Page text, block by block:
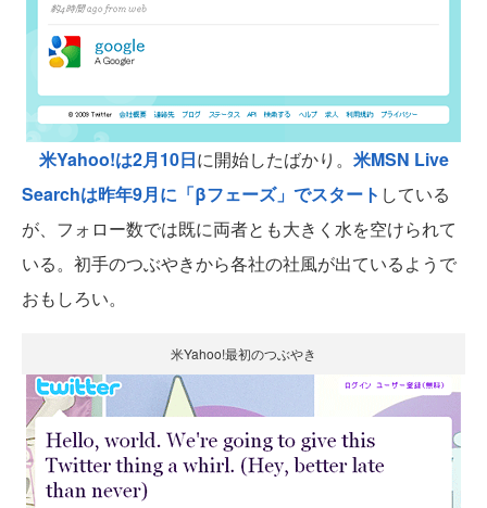
米Yahoo!は2月10日に開始したばかり。 米MSN Live
Searchは昨年9月に「βフェーズ」でスタート している
が、フォロー数では既に両者とも大きく水を空けられて
いる。初手のつぶやきから各社の社風が出ているようで
おもしろい。
米Yahoo!最初のつぶやき